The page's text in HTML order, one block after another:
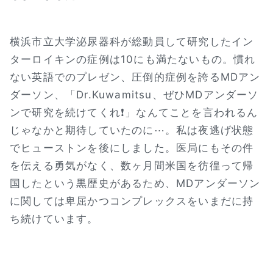
横浜市立大学泌尿器科が総動員して研究したイン
ターロイキンの症例は10にも満たないもの。慣れ
ない英語でのプレゼン、圧倒的症例を誇るMDアン
ダーソン、「Dr.Kuwamitsu、ぜひMDアンダーソ
ンで研究を続けてくれ❗」なんてことを言われるん
じゃなかと期待していたのに⋯。私は夜逃げ状態
でヒューストンを後にしました。医局にもその件
を伝える勇気がなく、数ヶ月間米国を彷徨って帰
国したという黒歴史があるため、MDアンダーソン
に関しては卑屈かつコンプレックスをいまだに持
ち続けています。